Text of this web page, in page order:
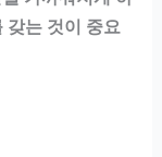
갖는 것이 중요